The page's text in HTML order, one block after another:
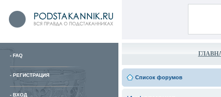
- FAQ
- РЕГИСТРАЦИЯ
- ВХОД
Список форумов